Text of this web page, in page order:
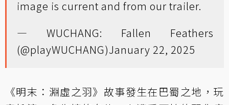
image is current and from our trailer.
— WUCHANG: Fallen Feathers
(@playWUCHANG)January 22, 2025
《明末：淵虛之羽》故事發生在巴蜀之地，玩